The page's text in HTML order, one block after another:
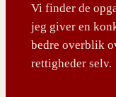
Vi finder de
jeg giver en
bedre overblik
rettigheder selv.